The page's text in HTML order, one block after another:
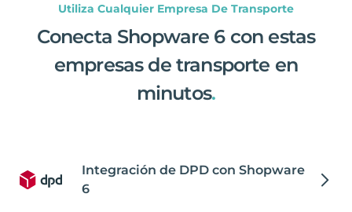
Utiliza Cualquier Empresa De Transporte
Conecta Shopware 6 con estas
empresas de transporte en
minutos.
Integración de DPD con Shopware
6